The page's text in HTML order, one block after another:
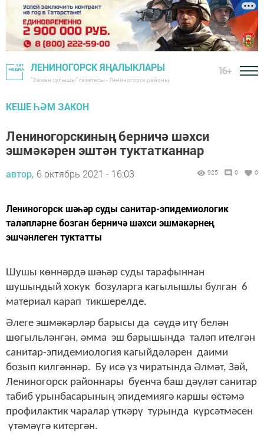
ЛЕНИНОГОРСК ЯҢАЛЫКЛАРЫ
"Заман сулышы" газетасы - Лениногорск районы
16+
КЕШЕ ҺӘМ ЗАКОН
Лениногорскиның берничә шәхси
эшмәкәрен эштән туктатканнар
автор, 6 октябрь 2021 - 16:03 925 0 0
Лениногорск шәһәр суды санитар-эпидемиологик
таләпләрне бозган берничә шәхси эшмәкәрнең
эшчәнлеген туктатты
Шушы көннәрдә шәһәр суды тарафыннан
шушындый хокук бозуларга кагылышлы булган 6
материал карап тикшерелде.
Әлеге эшмәкәрләр барысы да сәүдә итү белән
шөгыльләнгән, әмма эш барышында таләп ителгән
санитар-эпидемиология кагыйдәләрен даими
бозып килгәннәр. Бу исә үз чиратында Әлмәт, Зәй,
Лениногорск районнары буенча баш дәүләт санитар
табиб урынбасарының эпидемиягә каршы өстәмә
профилактик чаралар үткәрү турында күрсәтмәсен
үтәмәүгә китергән.